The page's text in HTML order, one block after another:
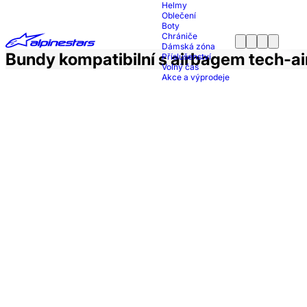
Helmy
Oblečení
Boty
Chrániče
Dámská zóna
Příslušenství
Volný čas
Akce a výprodeje
Bundy kompatibilní s airbagem tech-